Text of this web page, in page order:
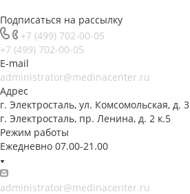
Подписаться на рассылку
+7 (499) 702-00-05
+7 (499) 702-00-05
E-mail
administrator@medinacenter.ru
Адрес
г. Электросталь, ул. Комсомольская, д. 3
г. Электросталь, пр. Ленина, д. 2 к.5
Режим работы
Ежедневно 07.00-21.00
administrator@medinacenter.ru